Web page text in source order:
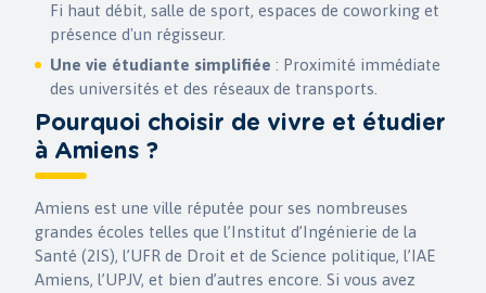
Fi haut débit, salle de sport, espaces de coworking et
présence d'un régisseur.
Une vie étudiante simplifiée : Proximité immédiate
des universités et des réseaux de transports.
Pourquoi choisir de vivre et étudier
à Amiens ?
Amiens est une ville réputée pour ses nombreuses
grandes écoles telles que l’Institut d’Ingénierie de la
Santé (2IS), l’UFR de Droit et de Science politique, l’IAE
Amiens, l’UPJV, et bien d’autres encore. Si vous avez